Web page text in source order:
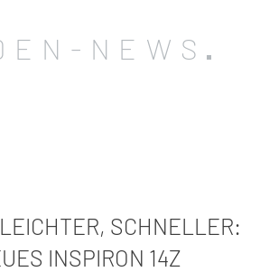
NEWS
SCHNELLER:
INSPIRON 14Z